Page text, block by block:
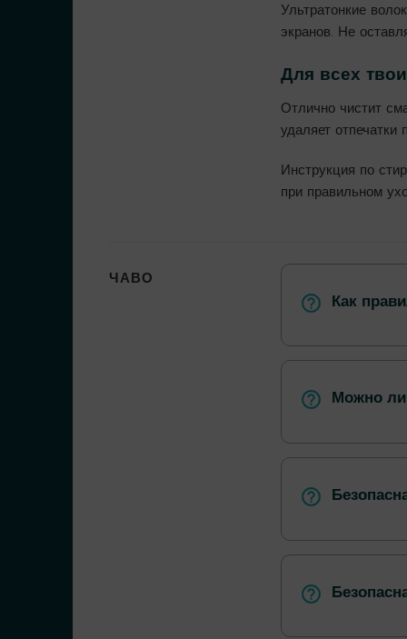
Ультратонкие
экранов. Не
Для всех
Отлично чистит
удаляет
Инструкция по
при правильном
ЧАВО
Как
Можно ли